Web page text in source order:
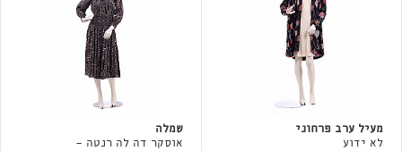
מעיל ערב פרחוני
לא ידוע
שמלה
אוסקר דה לה רנטה -